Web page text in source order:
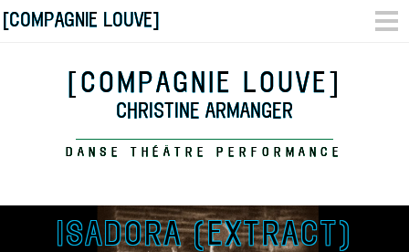
[COMPAGNIE LOUVE]
CHRISTINE ARMANGER
DANSE THÉÂTRE PERFORMANCE
[COMPAGNIE LOUVE]
ISADORA (EXTRACT)